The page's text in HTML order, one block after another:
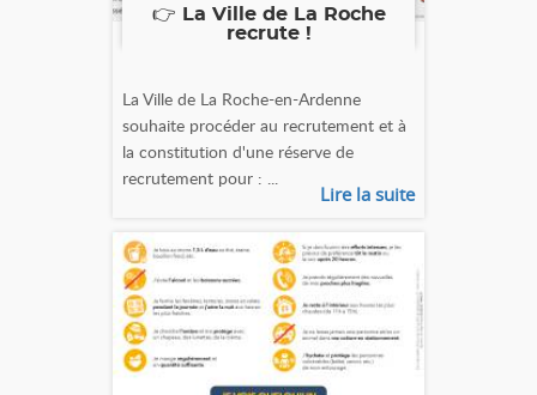
👉 La Ville de La Roche
recrute !
La Ville de La Roche-en-Ardenne
souhaite procéder au recrutement et à
la constitution d'une réserve de
recrutement pour : ...
Lire la suite